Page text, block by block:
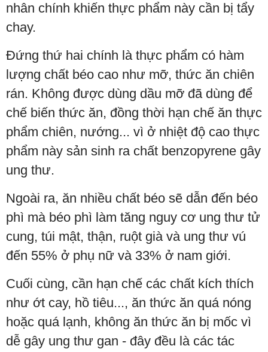
nhân chính khiến thực phẩm này cần bị tẩy
chay.
Đứng thứ hai chính là thực phẩm có hàm
lượng chất béo cao như mỡ, thức ăn chiên
rán. Không được dùng dầu mỡ đã dùng để
chế biến thức ăn, đồng thời hạn chế ăn thực
phẩm chiên, nướng... vì ở nhiệt độ cao thực
phẩm này sản sinh ra chất benzopyrene gây
ung thư.
Ngoài ra, ăn nhiều chất béo sẽ dẫn đến béo
phì mà béo phì làm tăng nguy cơ ung thư tử
cung, túi mật, thận, ruột già và ung thư vú
đến 55% ở phụ nữ và 33% ở nam giới.
Cuối cùng, cần hạn chế các chất kích thích
như ớt cay, hồ tiêu..., ăn thức ăn quá nóng
hoặc quá lạnh, không ăn thức ăn bị mốc vì
dễ gây ung thư gan - đây đều là các tác